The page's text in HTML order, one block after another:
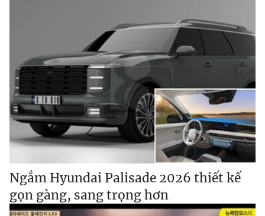
Ngắm Hyundai Palisade 2026 thiết kế
gọn gàng, sang trọng hơn